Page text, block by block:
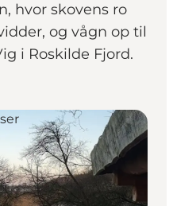
hvor skovens ro
og vågn op til
i Roskilde Fjord.